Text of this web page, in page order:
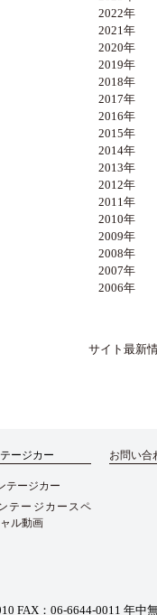
2022年
2021年
2020年
2019年
2018年
2017年
2016年
2015年
2014年
2013年
2012年
2011年
2010年
2009年
2008年
2007年
2006年
サイト最新
ージカー
テージカー
テージカースペ
ル動画
お問い合
FAX：06-6644-0011 年中